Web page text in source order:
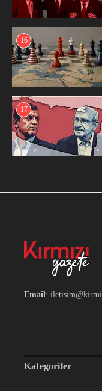
16
17
Email:
Kategoriler